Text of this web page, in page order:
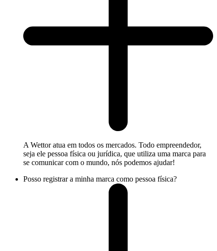
A Wettor atua em todos os mercados. Todo empreendedor,
seja ele pessoa física ou jurídica, que utiliza uma marca para
se comunicar com o mundo, nós podemos ajudar!
Posso registrar a minha marca como pessoa física?